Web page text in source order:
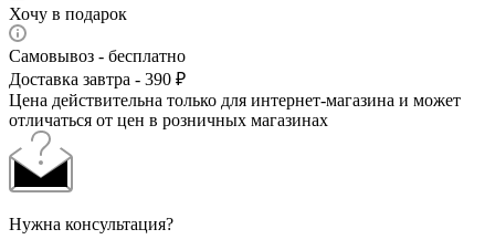
Хочу в подарок
Самовывоз - бесплатно
Доставка завтра - 390 ₽
Цена действительна только для интернет-магазина и может
отличаться от цен в розничных магазинах
Нужна консультация?